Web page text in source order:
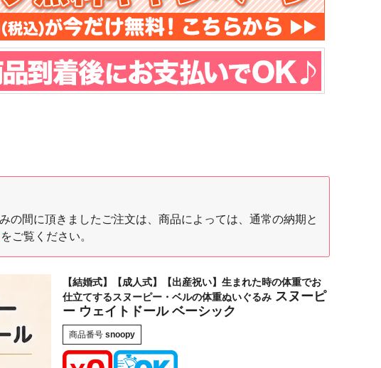
の間に頂きましたご注文は、商品によっては、通常の納期と
をご覧ください。
【結婚式】【成人式】【出産祝い】生まれた時の体重でお
仕立てするスヌーピー・ベルの体重ぬいぐるみ スヌーピ
ー ウェイトドール ベーシック
商品番号 snoopy